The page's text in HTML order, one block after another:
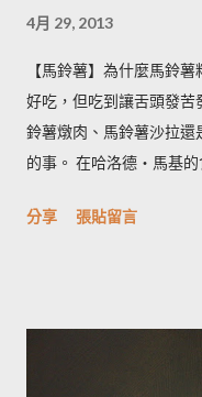
4月 29, 2013
【馬鈴薯】為什麼馬鈴
好吃，但吃到讓舌頭發苦
鈴薯燉肉、馬鈴薯沙拉
的事。 在哈洛德‧馬基
房知識！ ◆ 馬鈴薯有苦
曝曬容易讓生物鹼含量
分享 張貼留言